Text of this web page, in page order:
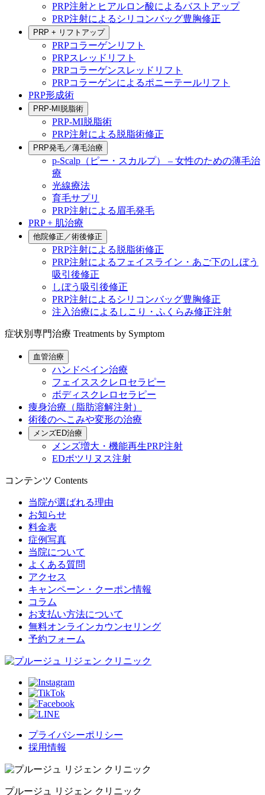
PRP注射とヒアルロン酸によるバストアップ
PRP注射によるシリコンバッグ豊胸修正
PRP + リフトアップ
PRPコラーゲンリフト
PRPスレッドリフト
PRPコラーゲンスレッドリフト
PRPコラーゲンによるポニーテールリフト
PRP形成術
PRP-MI脱脂術
PRP-MI脱脂術
PRP注射による脱脂術修正
PRP発毛／薄毛治療
p-Scalp（ピー・スカルプ） – 女性のための薄毛治
療
光線療法
育毛サプリ
PRP注射による眉毛発毛
PRP + 肌治療
他院修正／術後修正
PRP注射による脱脂術修正
PRP注射によるフェイスライン・あご下のしぼう
吸引後修正
しぼう吸引後修正
PRP注射によるシリコンバッグ豊胸修正
注入治療によるしこり・ふくらみ修正注射
症状別専門治療 Treatments by Symptom
血管治療
ハンドベイン治療
フェイススクレロセラピー
ボディスクレロセラピー
痩身治療（脂肪溶解注射）
術後のへこみや変形の治療
メンズED治療
メンズ増大・機能再生PRP注射
EDボツリヌス注射
コンテンツ Contents
当院が選ばれる理由
お知らせ
料金表
症例写真
当院について
よくある質問
アクセス
キャンペーン・クーポン情報
コラム
お支払い方法について
無料オンラインカウンセリング
予約フォーム
プライバシーポリシー
採用情報
プルージュ リジェン クリニック